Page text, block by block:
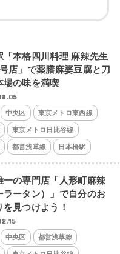
「本格四川料理 麻辣先生
店」で薬膳麻婆豆腐と刀
場の味を満喫
中央区 東京メトロ東西線
東京メトロ日比谷線
都営浅草線 日本橋駅
一の専門店「人形町麻辣
ラータン）」で自分のお
を見つけよう！
中央区 都営浅草線